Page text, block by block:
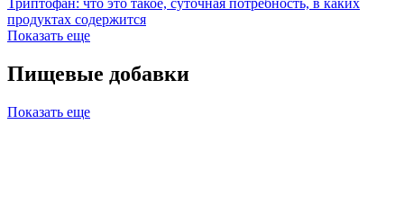
Триптофан: что это такое, суточная потребность, в каких
продуктах содержится
Показать еще
Пищевые добавки
Показать еще